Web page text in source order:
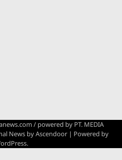
/ powered by PT. MEDIA
News byAscendoor| Powered by
.